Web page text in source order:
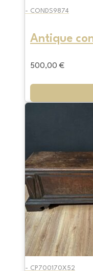
- CONDS9874
Antique
500,00 €
- CP700170X52